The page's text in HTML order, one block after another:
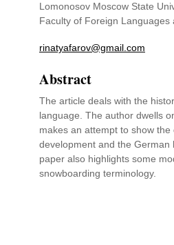
Lomonosov Moscow State
Faculty of Foreign Languages
rinatyafarov@gmail.com
Abstract
The article deals with the
language. The author dwells
makes an attempt to show
development and the
paper also highlights some
snowboarding terminology.